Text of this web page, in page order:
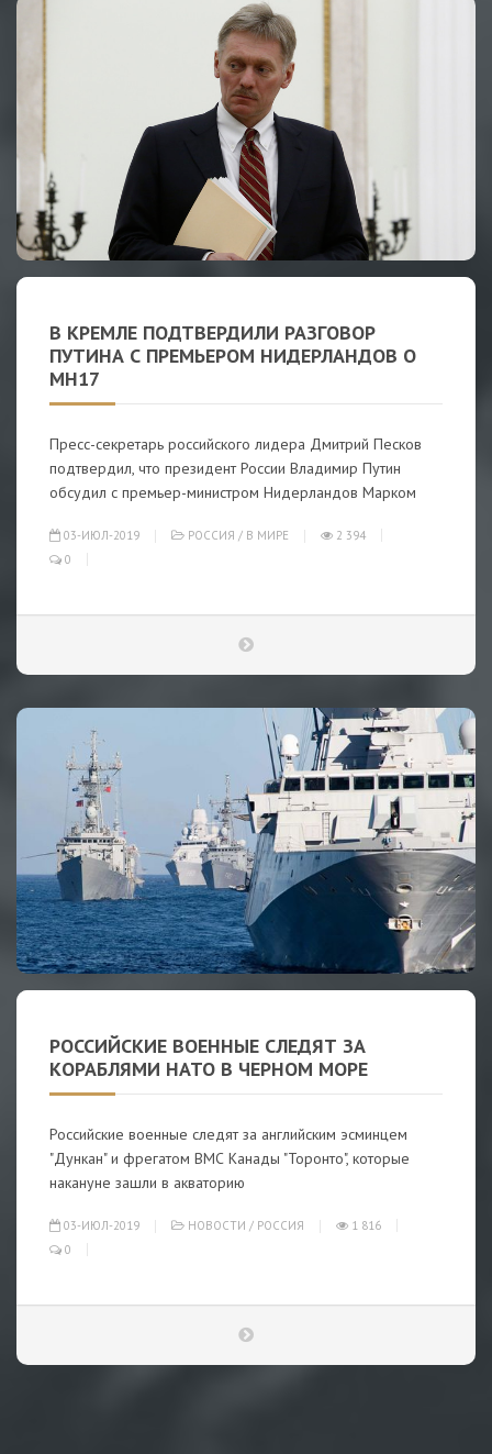
В КРЕМЛЕ ПОДТВЕРДИЛИ РАЗГОВОР
ПУТИНА С ПРЕМЬЕРОМ НИДЕРЛАНДОВ О
MH17
Пресс-секретарь российского лидера Дмитрий Песков
подтвердил, что президент России Владимир Путин
обсудил с премьер-министром Нидерландов Марком
03-ИЮЛ-2019 РОССИЯ / В МИРЕ
2 394
0
РОССИЙСКИЕ ВОЕННЫЕ СЛЕДЯТ ЗА
КОРАБЛЯМИ НАТО В ЧЕРНОМ МОРЕ
Российские военные следят за английским эсминцем
"Дункан" и фрегатом ВМС Канады "Торонто", которые
накануне зашли в акваторию
03-ИЮЛ-2019 НОВОСТИ / РОССИЯ
1 816
0